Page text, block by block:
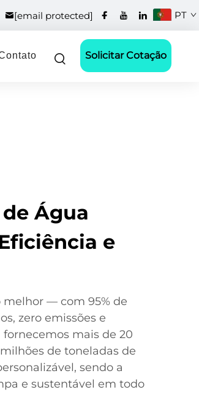
[email protected] PT
Solicitar Cotação
Água
e
melhor — com 95% de
zero emissões e
fornecemos mais de 20
de toneladas de
sendo a
e sustentável em todo